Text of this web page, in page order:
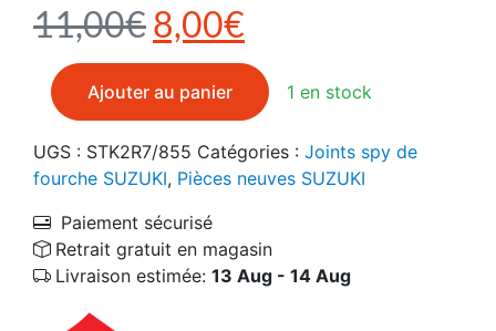
11,00€Le prix initial était :
8,00€
1 en stock
quantité de 51153-49F00-000 Joint spy de fourche
Ajouter au panier
UGS : STK2R7/855 Catégories : Joints spy de
fourche SUZUKI, Pièces neuves SUZUKI
Paiement sécurisé
Retrait gratuit en magasin
Livraison estimée: 13 Aug - 14 Aug